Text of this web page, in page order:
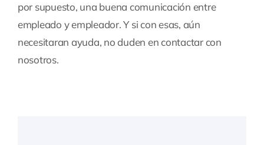
por supuesto, una buena comunicación entre
empleado y empleador. Y si con esas, aún
necesitaran ayuda, no duden en contactar con
nosotros.